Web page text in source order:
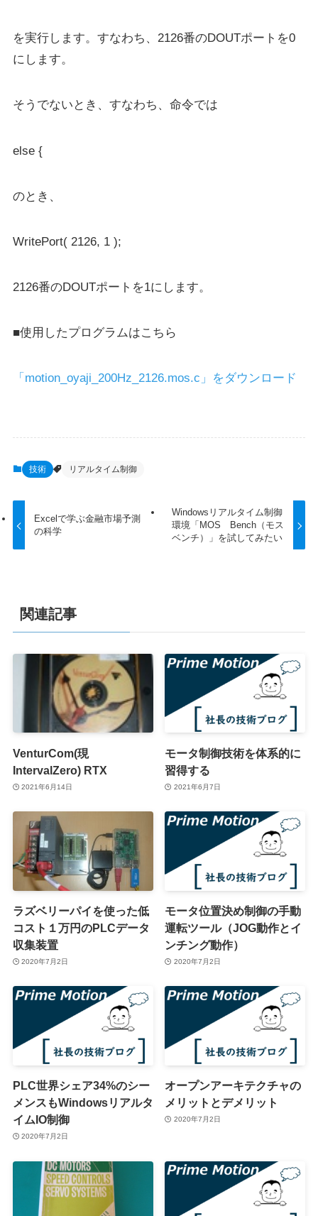
を実行します。すなわち、2126番のDOUTポートを0
にします。
そうでないとき、すなわち、命令では
else {
のとき、
WritePort( 2126, 1 );
2126番のDOUTポートを1にします。
■使用したプログラムはこちら
「motion_oyaji_200Hz_2126.mos.c」をダウンロード
技術 リアルタイム制御
Excelで学ぶ金融市場予測
の科学
Windowsリアルタイム制御
環境「MOS Bench（モス
ベンチ）」を試してみたい
関連記事
VenturCom(現
IntervalZero) RTX
2021年6月14日
モータ制御技術を体系的に
習得する
2021年6月7日
ラズベリーパイを使った低
コスト１万円のPLCデータ
収集装置
2020年7月2日
モータ位置決め制御の手動
運転ツール（JOG動作とイ
ンチング動作）
2020年7月2日
PLC世界シェア34%のシー
メンスもWindowsリアルタ
イムIO制御
2020年7月2日
オープンアーキテクチャの
メリットとデメリット
2020年7月2日